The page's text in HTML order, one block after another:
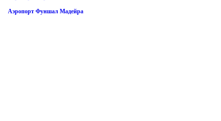
Аэропорт Фуншал Мадейра